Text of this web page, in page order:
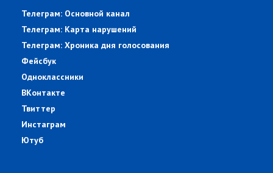
Телеграм: Основной канал
Телеграм: Карта нарушений
Телеграм: Хроника дня голосования
Фейсбук
Одноклассники
ВКонтакте
Твиттер
Инстаграм
Ютуб